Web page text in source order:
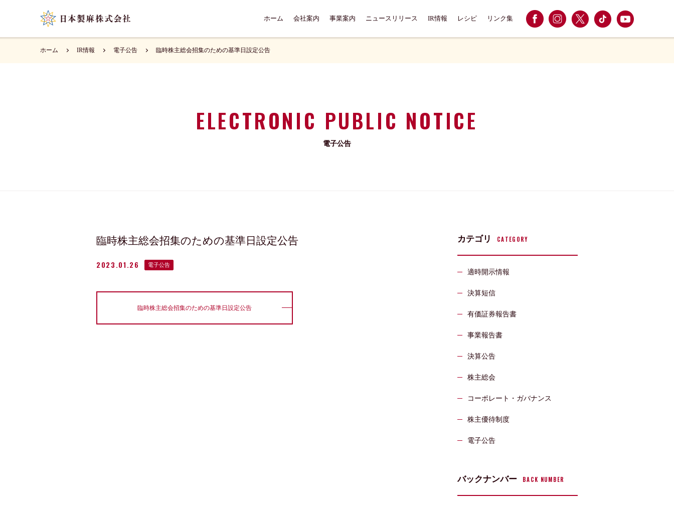
ホーム 会社案内 事業案内 ニュースリリース IR情報 レシピ リンク集
ホーム IR情報 電子公告 臨時株主総会招集のための基準日設定公告
ELECTRONIC PUBLIC NOTICE
電子公告
臨時株主総会招集のための基準日設定公告
2023.01.26 電子公告
臨時株主総会招集のための基準日設定公告
カテゴリ CATEGORY
適時開示情報
決算短信
有価証券報告書
事業報告書
決算公告
株主総会
コーポレート・ガバナンス
株主優待制度
電子公告
バックナンバー BACK NUMBER